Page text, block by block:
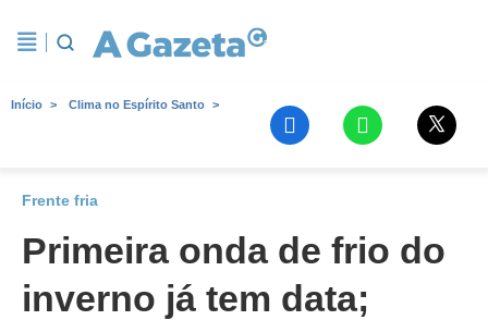
Início Clima no Espírito Santo
Frente fria
Primeira onda de frio do
inverno já tem data;